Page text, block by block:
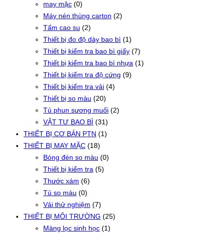
may mặc (0)
Máy nén thùng carton (2)
Tấm cao su (2)
Thiết bị đo độ dày bao bì (1)
Thiết bị kiểm tra bao bì giấy (7)
Thiết bị kiểm tra bao bì nhựa (1)
Thiết bị kiểm tra độ cứng (9)
Thiết bị kiểm tra vải (4)
Thiết bị so màu (20)
Tủ phun sương muối (2)
VẬT TƯ BAO BÌ (31)
THIẾT BỊ CƠ BẢN PTN (1)
THIẾT BỊ MAY MẶC (18)
Bóng đèn so màu (0)
Thiết bị kiểm tra (5)
Thước xám (6)
Tủ so màu (0)
Vải thử nghiệm (7)
THIẾT BỊ MÔI TRƯỜNG (25)
Màng lọc sinh học (1)